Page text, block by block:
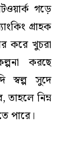
গড়ে
গ্রাহক
করে খুচরা
করছে
স্বল্প সুদে
তাহলে নিম্ন
পারে।